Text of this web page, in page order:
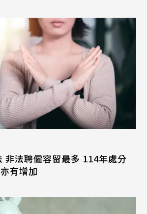
非法聘僱容留最多 114年處分
有增加